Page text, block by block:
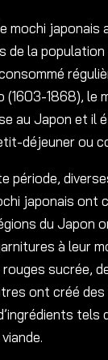
mochi japonais
de la
(1603-1868), le
au Japon et il
déjeuner ou
période,
japonais ont
du Japon
à leur
sucrée,
ont créé
tels